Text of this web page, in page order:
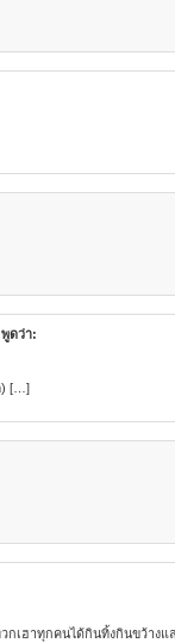
พูดว่า:
[…]
เฮาทุกคนได้กินทิ้งกินขว้าง